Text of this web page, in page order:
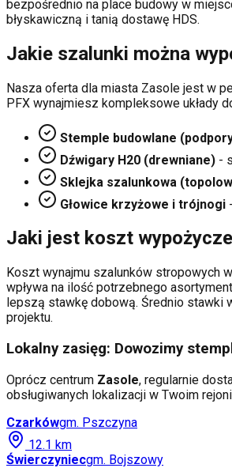
bezpośrednio na place budowy w
błyskawiczną i tanią dostawę HDS.
Jakie szalunki można
Nasza oferta dla miasta Zasole jest w
PFX wynajmiesz kompleksowe układy
Stemple budowlane
Dźwigary H20 (drewniane) -
Sklejka szalunkowa
Głowice krzyżowe i trójnogi
Jaki jest koszt
Koszt wynajmu szalunków stropowych
wpływa na ilość potrzebnego
lepszą stawkę dobową. Średnio stawki
projektu.
Lokalny zasięg: Dowozimy
Oprócz centrum Zasole, regularnie
obsługiwanych lokalizacji w Twoim
Czarkówgm. Pszczyna
12.1 km
Świerczyniecgm. Bojszowy